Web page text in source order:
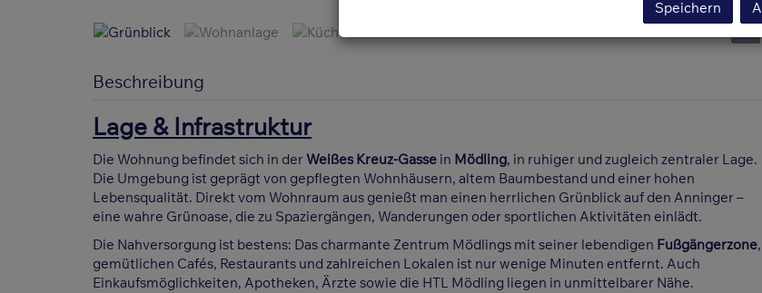
Beschreibung
Lage & Infrastruktur
Die Wohnung befindet sich in derWeißes Kreuz-Gasse in Mödling, in ruhiger und zugleich zentraler Lage.
Die Umgebung ist geprägt von gepflegten Wohnhäusern, altem Baumbestand und einer hohen
Lebensqualität. Direkt vom Wohnraum aus genießt man einen herrlichen Grünblick auf den Anninger –
eine wahre Grünoase, die zu Spaziergängen, Wanderungen oder sportlichen Aktivitäten einlädt.
Die Nahversorgung ist bestens: Das charmante Zentrum Mödlings mit seiner lebendigen Fußgängerzone,
gemütlichen Cafés, Restaurants und zahlreichen Lokalen ist nur wenige Minuten entfernt. Auch
Einkaufsmöglichkeiten, Apotheken, Ärzte sowie die HTL Mödling liegen in unmittelbarer Nähe.
Speichern